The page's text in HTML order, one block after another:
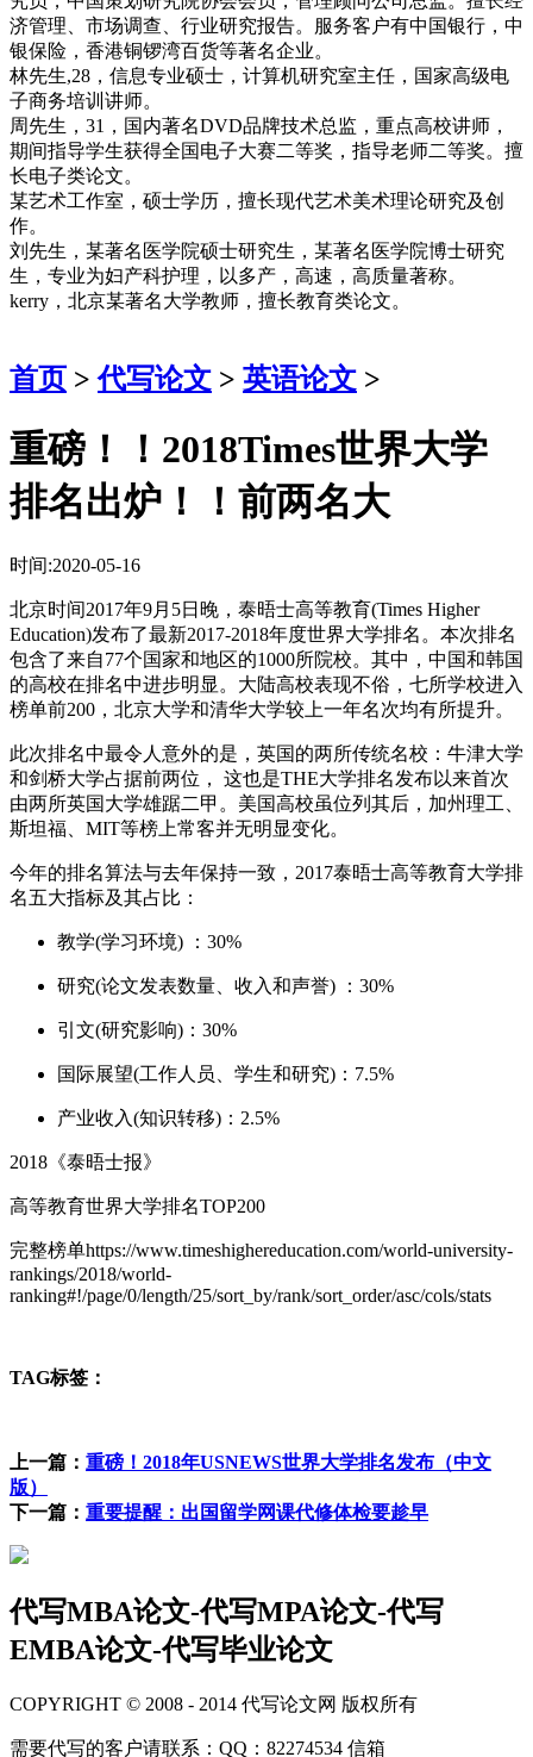
济管理、市场调查、行业研究报告。服务客户有中国银行，中
银保险，香港铜锣湾百货等著名企业。
林先生,28，信息专业硕士，计算机研究室主任，国家高级电
子商务培训讲师。
周先生，31，国内著名DVD品牌技术总监，重点高校讲师，
期间指导学生获得全国电子大赛二等奖，指导老师二等奖。擅
长电子类论文。
某艺术工作室，硕士学历，擅长现代艺术美术理论研究及创
作。
刘先生，某著名医学院硕士研究生，某著名医学院博士研究
生，专业为妇产科护理，以多产，高速，高质量著称。
kerry，北京某著名大学教师，擅长教育类论文。
首页 >代写论文 > 英语论文 >
重磅！！2018Times世界大学
排名出炉！！前两名大
时间:2020-05-16
北京时间2017年9月5日晚，泰晤士高等教育(Times Higher
Education)发布了最新2017-2018年度世界大学排名。本次排名
包含了来自77个国家和地区的1000所院校。其中，中国和韩国
的高校在排名中进步明显。大陆高校表现不俗，七所学校进入
榜单前200，北京大学和清华大学较上一年名次均有所提升。
此次排名中最令人意外的是，英国的两所传统名校：牛津大学
和剑桥大学占据前两位， 这也是THE大学排名发布以来首次
由两所英国大学雄踞二甲。美国高校虽位列其后，加州理工、
斯坦福、MIT等榜上常客并无明显变化。
今年的排名算法与去年保持一致，2017泰晤士高等教育大学排
名五大指标及其占比：
教学(学习环境) ：30%
研究(论文发表数量、收入和声誉) ：30%
引文(研究影响)：30%
国际展望(工作人员、学生和研究)：7.5%
产业收入(知识转移)：2.5%
2018《泰晤士报》
高等教育世界大学排名TOP200
完整榜单https://www.timeshighereducation.com/world-university-
rankings/2018/world-
ranking#!/page/0/length/25/sort_by/rank/sort_order/asc/cols/stats
TAG标签：
上一篇： 重磅！2018年USNEWS世界大学排名发布（中文
版）
下一篇： 重要提醒：出国留学网课代修体检要趁早
代写MBA论文-代写MPA论文-代写
EMBA论文-代写毕业论文
COPYRIGHT © 2008 - 2014 代写论文网 版权所有
需要代写的客户请联系：QQ：82274534 信箱